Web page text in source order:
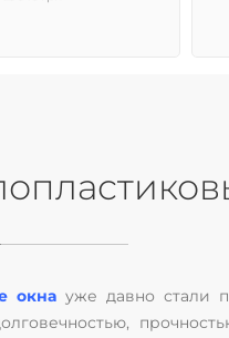
окнауже давно стали